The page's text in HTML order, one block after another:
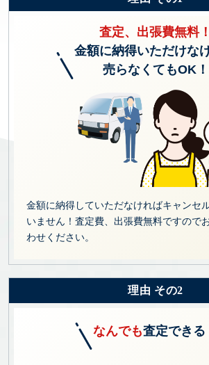
査定、出張費無料！
金額に納得いただけな
売らなくてもOK！
金額に納得していただなければキャンセ
いません！査定費、出張費無料ですので
わせください。
理由 その2
なんでも査定できる